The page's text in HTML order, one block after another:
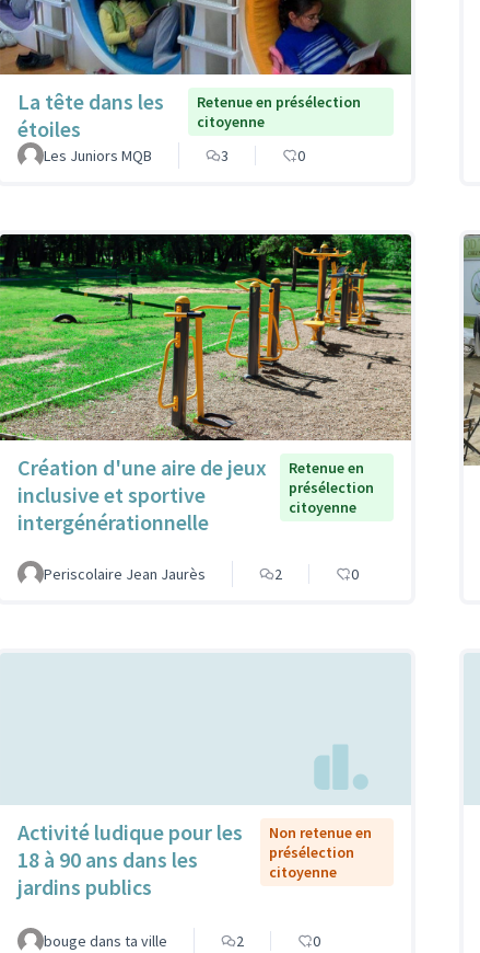
La tête dans les
étoiles
Retenue en présélection
citoyenne
Les Juniors MQB
3 0
Création d'une aire de jeux
inclusive et sportive
intergénérationnelle
Retenue en
présélection
citoyenne
Periscolaire Jean Jaurès 2 0
Activité ludique pour les
18 à 90 ans dans les
jardins publics
Non retenue en
présélection
citoyenne
bouge dans ta ville 2 0